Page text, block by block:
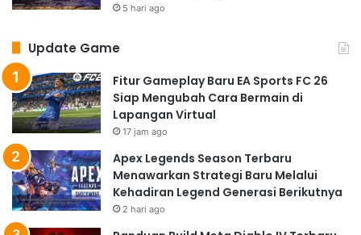
5 hari ago
Update Game
Fitur Gameplay Baru EA Sports FC 26
Siap Mengubah Cara Bermain di
Lapangan Virtual
17 jam ago
Apex Legends Season Terbaru
Menawarkan Strategi Baru Melalui
Kehadiran Legend Generasi Berikutnya
2 hari ago